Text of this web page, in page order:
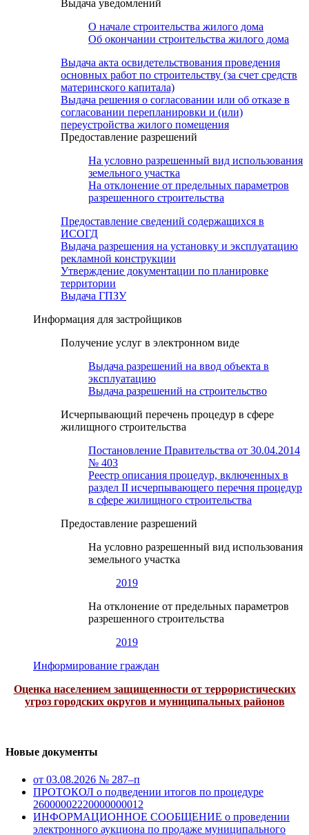
Выдача уведомлений
О начале строительства жилого дома
Об окончании строительства жилого дома
Выдача акта освидетельствования проведения
основных работ по строительству (за счет средств
материнского капитала)
Выдача решения о согласовании или об отказе в
согласовании перепланировки и (или)
переустройства жилого помещения
Предоставление разрешений
На условно разрешенный вид использования
земельного участка
На отклонение от предельных параметров
разрешенного строительства
Предоставление сведений содержащихся в
ИСОГД
Выдача разрешения на установку и эксплуатацию
рекламной конструкции
Утверждение документации по планировке
территории
Выдача ГПЗУ
Информация для застройщиков
Получение услуг в электронном виде
Выдача разрешений на ввод объекта в
эксплуатацию
Выдача разрешений на строительство
Исчерпывающий перечень процедур в сфере
жилищного строительства
Постановление Правительства от 30.04.2014
№ 403
Реестр описания процедур, включенных в
раздел II исчерпывающего перечня процедур
в сфере жилищного строительства
Предоставление разрешений
На условно разрешенный вид использования
земельного участка
2019
На отклонение от предельных параметров
разрешенного строительства
2019
Информирование граждан
Оценка населением защищенности от террористических
угроз городских округов и муниципальных районов
Новые документы
от 03.08.2026 № 287–п
ПРОТОКОЛ о подведении итогов по процедуре
26000002220000000012
ИНФОРМАЦИОННОЕ СООБЩЕНИЕ о проведении
электронного аукциона по продаже муниципального